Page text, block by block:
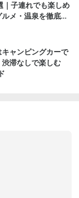
｜子連れでも楽しめ
メ・温泉を徹底解
ャンピングカーで
滞なしで楽しむ